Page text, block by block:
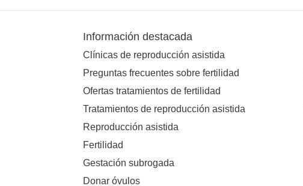
Información destacada
Clínicas de reproducción asistida
Preguntas frecuentes sobre fertilidad
Ofertas tratamientos de fertilidad
Tratamientos de reproducción asistida
Reproducción asistida
Fertilidad
Gestación subrogada
Donar óvulos